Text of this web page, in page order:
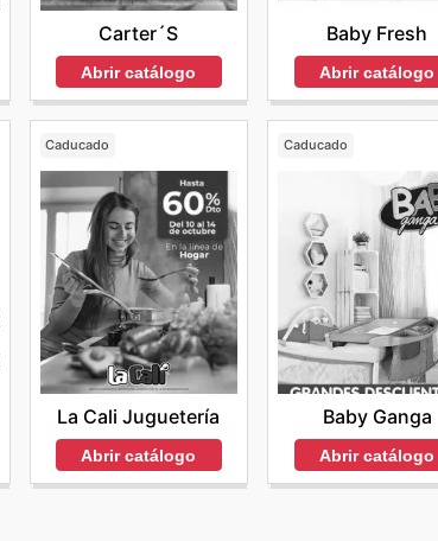
Carter´s
Abrir catálogo
Baby Fresh
Abrir catálogo
Caducado
La Cali Juguetería
Abrir catálogo
Caducado
Baby Ganga
Abrir catálogo